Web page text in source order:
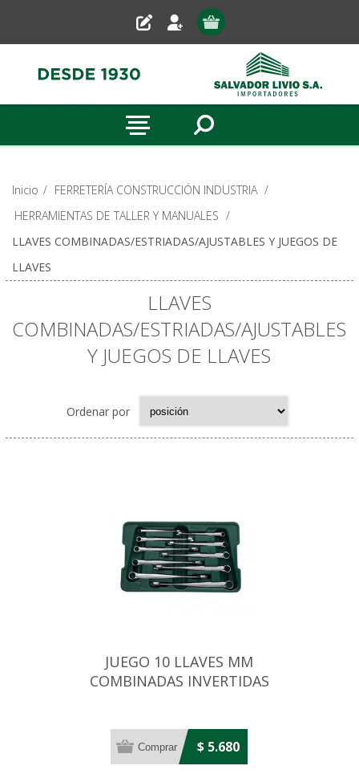
Inicio / FERRETERÍA CONSTRUCCIÓN INDUSTRIA /
HERRAMIENTAS DE TALLER Y MANUALES /
LLAVES COMBINADAS/ESTRIADAS/AJUSTABLES Y JUEGOS DE
LLAVES
LLAVES
COMBINADAS/ESTRIADAS/AJUSTABLES
Y JUEGOS DE LLAVES
Ordenar por
JUEGO 10 LLAVES MM
COMBINADAS INVERTIDAS
$ 5.680